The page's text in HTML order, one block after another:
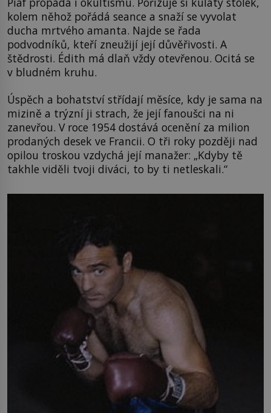
kolem něhož pořádá seance a snaží se vyvolat
ducha mrtvého amanta. Najde se řada
podvodníků, kteří zneužijí její důvěřivosti. A
štědrosti. Édith má dlaň vždy otevřenou. Ocitá se
v bludném kruhu.
Úspěch a bohatství střídají měsíce, kdy je sama na
mizině a trýzní ji strach, že její fanoušci na ni
zanevřou. V roce 1954 dostává ocenění za milion
prodaných desek ve Francii. O tři roky později nad
opilou troskou vzdychá její manažer: „Kdyby tě
takhle viděli tvoji diváci, to by ti netleskali.“